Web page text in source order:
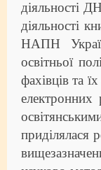
діяльності
діяльності
НАПН
освітньої
фахівців та
електронних
приділялася